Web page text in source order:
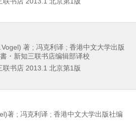
著 ; 冯克利译 ; 香港中文大学出版
・新知三联书店编辑部译校
联书店 2013.1 北京第1版
著 ; 冯克利译 ; 香港中文大学出版社编